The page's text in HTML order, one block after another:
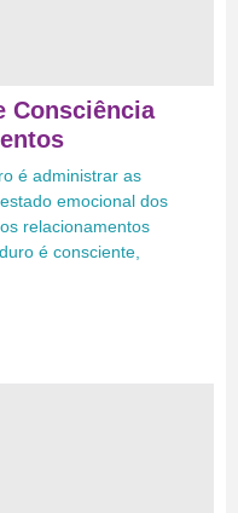
Consciência
é administrar as
emocional dos
relacionamentos
é consciente,